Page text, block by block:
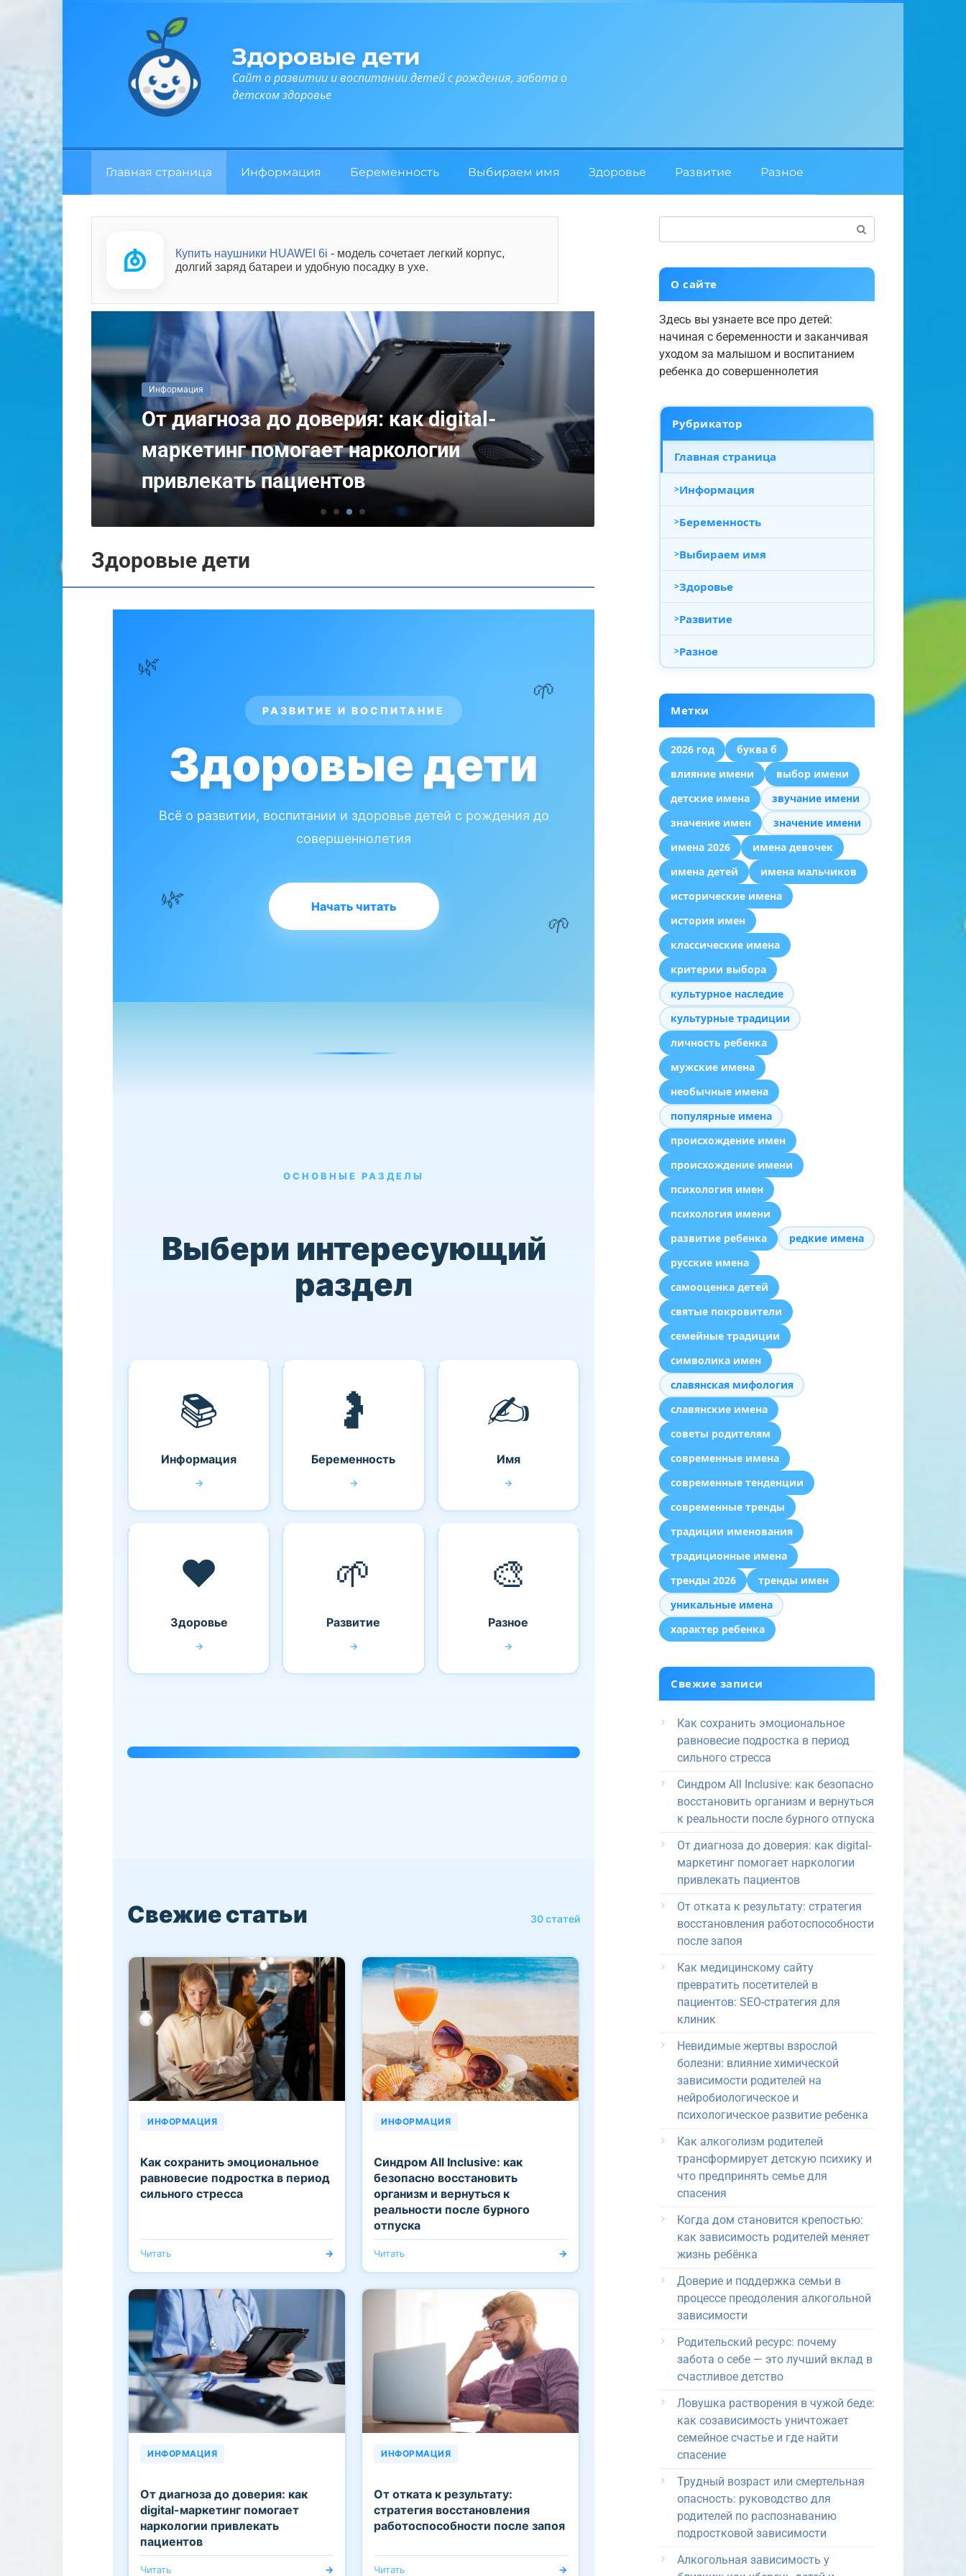
Здоровые дети
Сайт о развитии и воспитании детей с рождения, забота о
детском здоровье
Главная страница Информация Беременность Выбираем имя Здоровье Развитие Разное
Купить наушники HUAWEI 6i - модель сочетает легкий корпус,
долгий заряд батареи и удобную посадку в ухе.
Информация
От отката к результату: стратегия
восстановления работоспособности
после запоя
Как сохранить
равновесие подростка в
сильного стресса
Здоровые дети
🌿
🌱
🌿
РАЗВИТИЕ И ВОСПИТАНИЕ
Здоровые дети
Всё о развитии, воспитании и здоровье детей с рождения до
совершеннолетия
Начать читать
ОСНОВНЫЕ РАЗДЕЛЫ
Выбери интересующий
раздел
📚
Информация
→
🤰
Беременность
→
✍️
Имя
→
❤️
Здоровье
→
🌱
Развитие
→
🎨
Разное
→
Свежие статьи 30статей
ИНФОРМАЦИЯ
Как сохранить эмоциональное
равновесие подростка в период
сильного стресса
Читать →
ИНФОРМАЦИЯ
Синдром All Inclusive: как
безопасно восстановить
организм и вернуться к
реальности после бурного
отпуска
Читать →
ИНФОРМАЦИЯ
От диагноза до доверия: как
digital-маркетинг помогает
наркологии привлекать
пациентов
Читать →
ИНФОРМАЦИЯ
От отката к результату:
стратегия восстановления
работоспособности после запоя
Читать →
О сайте
Здесь вы узнаете все про детей:
начиная с беременности и заканчивая
уходом за малышом и воспитанием
ребенка до совершеннолетия
Рубрикатор
Главная страница
Информация
Беременность
Выбираем имя
Здоровье
Развитие
Разное
Метки
2026 год
буква б
влияние имени
выбор имени
детские имена
звучание имени
значение имен
значение имени
имена 2026
имена девочек
имена детей
имена мальчиков
исторические имена
история имен
классические имена
критерии выбора
культурное наследие
культурные традиции
личность ребенка
мужские имена
необычные имена
популярные имена
происхождение имен
происхождение имени
психология имен
психология имени
развитие ребенка
редкие имена
русские имена
самооценка детей
святые покровители
семейные традиции
символика имен
славянская мифология
славянские имена
советы родителям
современные имена
современные тенденции
современные тренды
традиции именования
традиционные имена
тренды 2026
тренды имен
уникальные имена
характер ребенка
Свежие записи
Как сохранить эмоциональное
равновесие подростка в период
сильного стресса
Синдром All Inclusive: как безопасно
восстановить организм и вернуться
к реальности после бурного отпуска
От диагноза до доверия: как digital-
маркетинг помогает наркологии
привлекать пациентов
От отката к результату: стратегия
восстановления работоспособности
после запоя
Как медицинскому сайту
превратить посетителей в
пациентов: SEO-стратегия для
клиник
Невидимые жертвы взрослой
болезни: влияние химической
зависимости родителей на
нейробиологическое и
психологическое развитие ребенка
Как алкоголизм родителей
трансформирует детскую психику и
что предпринять семье для
спасения
Когда дом становится крепостью:
как зависимость родителей меняет
жизнь ребёнка
Доверие и поддержка семьи в
процессе преодоления алкогольной
зависимости
Родительский ресурс: почему
забота о себе — это лучший вклад в
счастливое детство
Ловушка растворения в чужой беде:
как созависимость уничтожает
семейное счастье и где найти
спасение
Трудный возраст или смертельная
опасность: руководство для
родителей по распознаванию
подростковой зависимости
Алкогольная зависимость у